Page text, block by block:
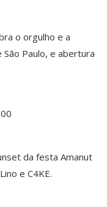
o orgulho e a
Paulo, e abertura
da festa Amanut
e C4KE.